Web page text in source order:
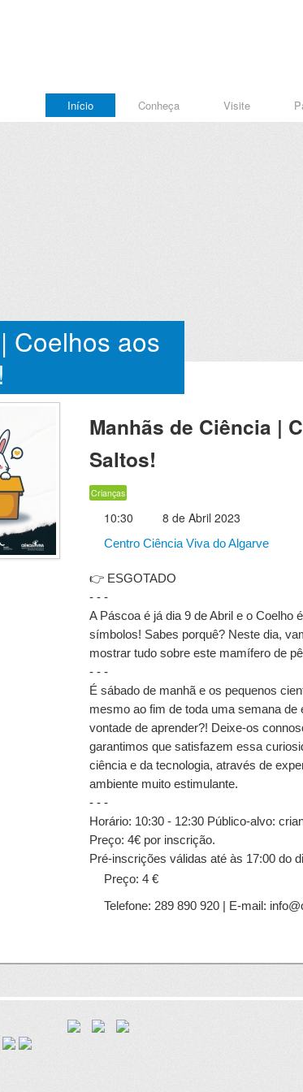
Início Conheça Visite
Coelhos aos
Manhãs de Ciência |
Saltos!
Crianças
10:30 8 de Abril 2023
Centro Ciência Viva do Algarve
👉 ESGOTADO
- - -
A Páscoa é já dia 9 de Abril e o Coelho
símbolos! Sabes porquê? Neste dia,
mostrar tudo sobre este mamífero de
- - -
É sábado de manhã e os pequenos
mesmo ao fim de toda uma semana de
vontade de aprender?! Deixe-os
garantimos que satisfazem essa
ciência e da tecnologia, através de
ambiente muito estimulante.
- - -
Horário: 10:30 - 12:30 Público-alvo:
Preço: 4€ por inscrição.
Pré-inscrições válidas até às 17:00 do
atividade. Após a hora referida o lugar
Preço: 4 €
Telefone: 289 890 920 | E-mail: